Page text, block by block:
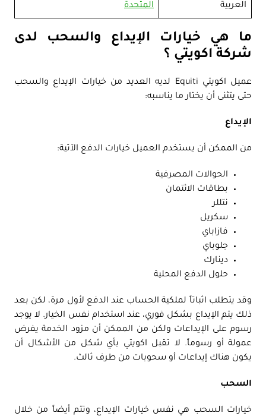
العربية
المتحدة
ما هي خيارات الإيداع والسحب لدى
شركة اكويتي ؟
عميل اكويتي Equiti لديه العديد من خيارات الإيداع والسحب
حتى يتثنى أن يختار ما يناسبه:
الإيداع
من الممكن أن يستخدم العميل خيارات الدفع الآتية:
الحوالات المصرفية
بطاقات الائتمان
نتللر
سكريل
فازاباي
جلوباي
دينارك
حلول الدفع المحلية
وقد يتطلب اثباتاً لملكية الحساب عند الدفع لأول مرة، لكن بعد
ذلك يتم الإيداع بشكل فوري، عند استخدام نفس الخيار. لا يوجد
رسوم على الإيداعات ولكن من الممكن أن مزود الخدمة يفرض
عمولة أو رسوماً. لا تقبل اكويتي بأي شكل من الأشكال أن
يكون هناك إيداعات أو سحوبات من طرف ثالث.
السحب
خيارات السحب هي نفس خيارات الإيداع، وتتم أيضاً من خلال